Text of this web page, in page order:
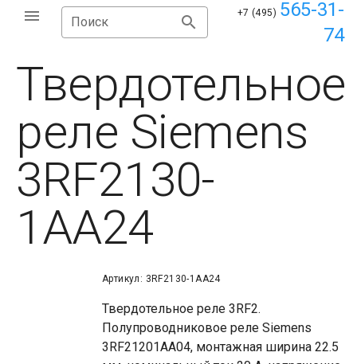
Поиск
+7 (495) 565-31-
74
Твердотельное
реле Siemens
3RF2130-
1AA24
Артикул: 3RF2130-1AA24
Твердотельное реле 3RF2.
Полупроводниковое реле Siemens
3RF21201AA04, монтажная ширина 22.5